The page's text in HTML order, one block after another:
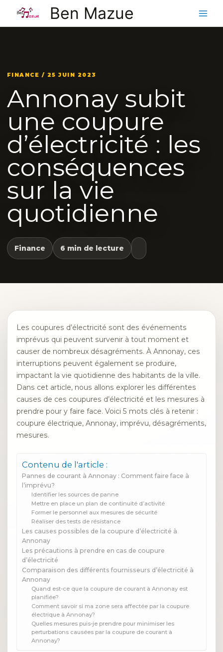
contenu
Ben Mazue
FINANCE / 25 JUIN 2023
Annonay subit
une coupure
d’électricité : les
conséquences
sur la vie
quotidienne
Finance 6 min de lecture
Les coupures d’électricité sont des événements
imprévus qui peuvent survenir à tout moment et
causer de nombreux désagréments. À Annonay, ces
interruptions peuvent également se produire,
impactant la vie quotidienne des habitants de la ville.
Dans cet article, nous allons explorer les différentes
causes de ces coupures d’électricité et les mesures à
prendre pour y faire face. Voici 5 mots clés à retenir :
coupure électrique, Annonay, imprévu, désagréments,
mesures.
Contenu de l'article :
Pannes de courant à Annonay : Comment faire face à
l’imprévu?
Identifier les sources de panne
Mettre en place un plan de continuité d’activité
Former le personnel aux mesures de sécurité
Réaliser des tests de résistance
Les causes possibles de la coupure d’électricité à
Annonay
Les précautions à prendre en cas de coupure
d’électricité
Comparaison des différents fournisseurs d’électricité à
Annonay
Quand est-ce que la coupure de courant à Annonay est
planifiée?
Comment savoir si ma zone sera affectée par la coupure
électrique à Annonay?
Quelles mesures puis-je prendre pour minimiser les
perturbations causées par la coupure de courant à
Annonay?